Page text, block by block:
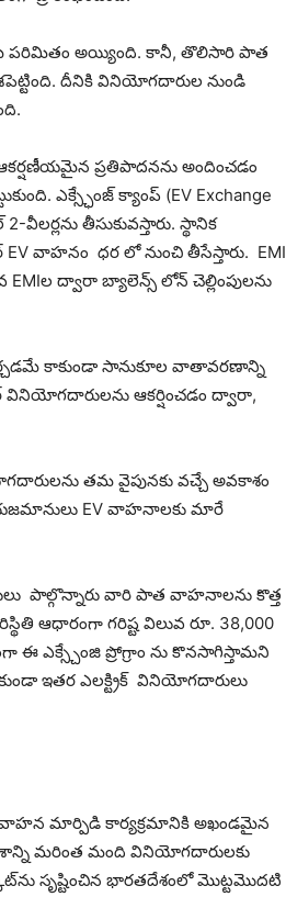
పరిమితం అయ్యింది. కానీ, తొలిసారి పాత
దీనికి వినియోగదారుల నుండి
ప్రతిపాదనను అందించడం
ఎక్స్ఛేంజ్ క్యాంప్ (EV Exchange
తీసుకువస్తారు. స్థానిక
వాహనం ధర లో నుంచి తీసేస్తారు. EMI
EMIల ద్వారా బ్యాలెన్స్ లోన్ చెల్లింపులను
కాకుండా సానుకూల వాతావరణాన్ని
వినియోగదారులను ఆకర్షించడం ద్వారా,
తమ వైపునకు వచ్చే అవకాశం
యజమానులు EV వాహనాలకు మారే
పాల్గొన్నారు వారి పాత వాహనాలను కొత్త
ఆధారంగా గరిష్ట విలువ రూ. 38,000
ఈ ఎక్స్చేంజి ప్రోగ్రాం ను కొనసాగిస్తామని
ఇతర ఎలక్ట్రిక్ వినియోగదారులు
వాహన మార్పిడి కార్యక్రమానికి అఖండమైన
మరింత మంది వినియోగదారులకు
సృష్టించిన భారతదేశంలో మొట్టమొదటి